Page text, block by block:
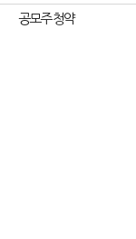
공모주 청약